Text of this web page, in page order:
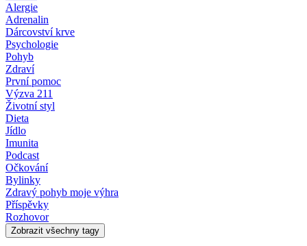
Alergie
Adrenalin
Dárcovství krve
Psychologie
Pohyb
Zdraví
První pomoc
Výzva 211
Životní styl
Dieta
Jídlo
Imunita
Podcast
Očkování
Bylinky
Zdravý pohyb moje výhra
Příspěvky
Rozhovor
Zobrazit všechny tagy